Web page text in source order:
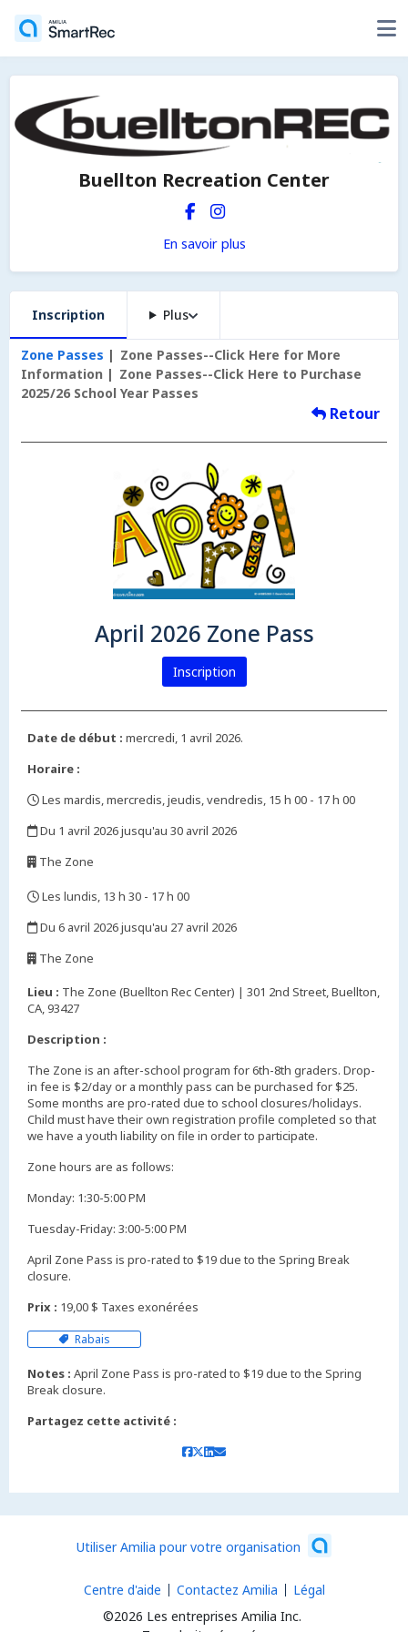
Buellton Recreation Center
En savoir plus
Inscription Plus
Zone Passes
Zone Passes--Click Here for More
Information
Zone Passes--Click Here to Purchase
2025/26 School Year Passes
Retour
April 2026 Zone Pass
Inscription
Date de début : mercredi, 1 avril 2026.
Horaire :
Les mardis, mercredis, jeudis, vendredis, 15 h 00 - 17 h 00
Du 1 avril 2026 jusqu'au 30 avril 2026
The Zone
Les lundis, 13 h 30 - 17 h 00
Du 6 avril 2026 jusqu'au 27 avril 2026
The Zone
Lieu : The Zone (Buellton Rec Center) | 301 2nd Street, Buellton,
CA, 93427
Description :
The Zone is an after-school program for 6th-8th graders. Drop-
in fee is $2/day or a monthly pass can be purchased for $25.
Some months are pro-rated due to school closures/holidays.
Child must have their own registration profile completed so that
we have a youth liability on file in order to participate.
Zone hours are as follows:
Monday: 1:30-5:00 PM
Tuesday-Friday: 3:00-5:00 PM
April Zone Pass is pro-rated to $19 due to the Spring Break
closure.
Prix : 19,00 $ Taxes exonérées
Rabais
Notes : April Zone Pass is pro-rated to $19 due to the Spring
Break closure.
Partagez cette activité :
Utiliser Amilia pour votre organisation
©2026 Les entreprises Amilia Inc.
Centre d'aide Contactez Amilia Légal